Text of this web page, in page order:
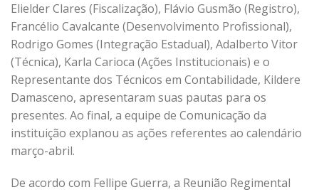
Elielder Clares (Fiscalização), Flávio Gusmão (Registro),
Francélio Cavalcante (Desenvolvimento Profissional),
Rodrigo Gomes (Integração Estadual), Adalberto Vitor
(Técnica), Karla Carioca (Ações Institucionais) e o
Representante dos Técnicos em Contabilidade, Kildere
Damasceno, apresentaram suas pautas para os
presentes. Ao final, a equipe de Comunicação da
instituição explanou as ações referentes ao calendário
março-abril.
De acordo com Fellipe Guerra, a Reunião Regimental